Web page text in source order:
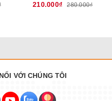
210.000₫
280.000₫
VỚI CHÚNG TÔI